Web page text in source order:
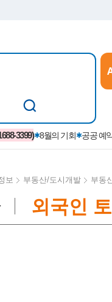
3399) 8월의 기회 공공 예
카오톡플러스친구
여
제도
청구제
지역
원
보 부동산/도시개발 부동
외국인